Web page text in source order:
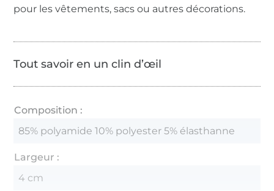
pour les vêtements, sacs ou autres décorations.
Tout savoir en un clin d’œil
Composition :
85% polyamide 10% polyester 5% élasthanne
Largeur :
4 cm